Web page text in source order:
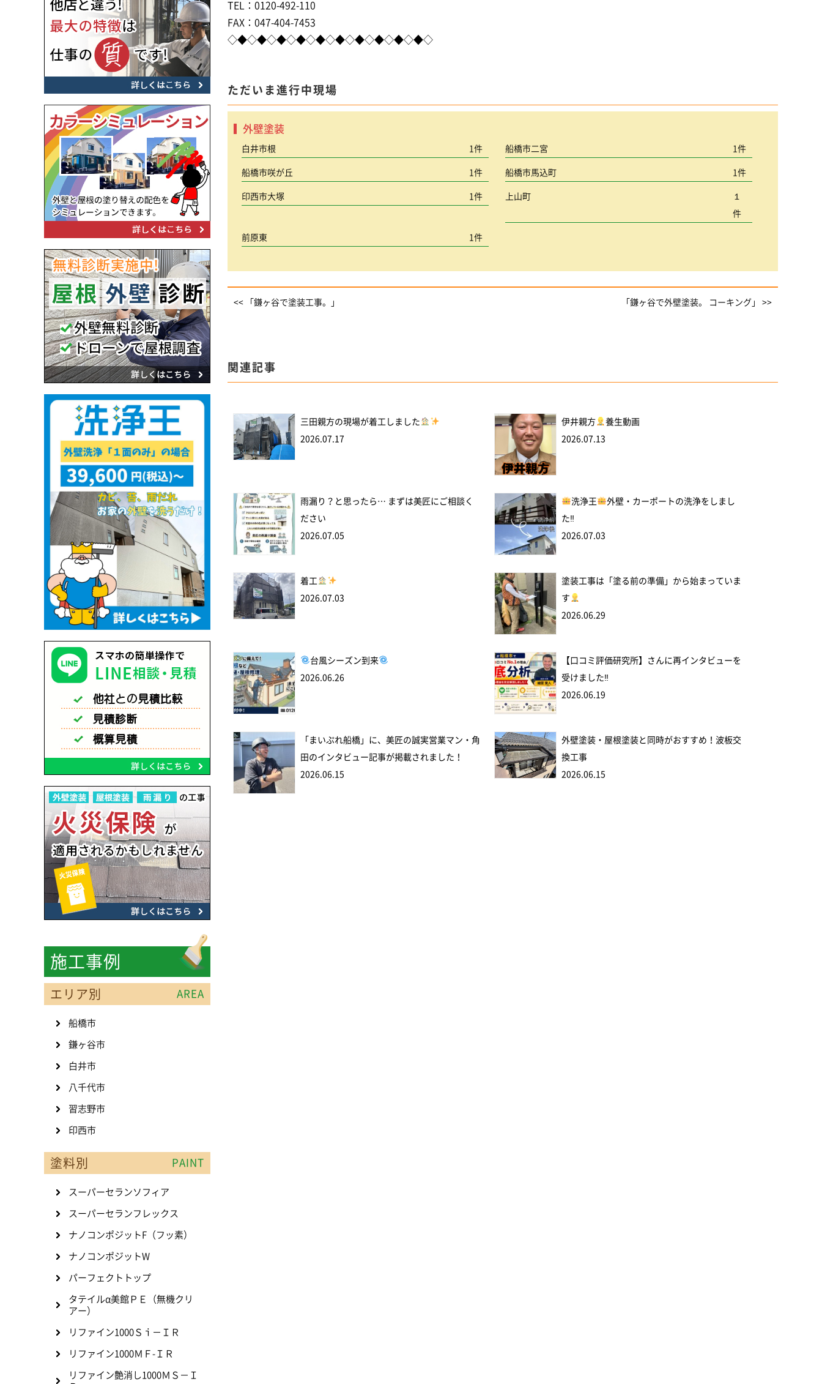
TEL：0120-492-110
FAX：047-404-7453
◇◆◇◆◇◆◇◆◇◆◇◆◇◆◇◆◇◆◇◆◇
ただいま進行中現場
外壁塗装
白井市根 1件 船橋市二宮 1件
船橋市咲が丘 1件 船橋市馬込町 1件
印西市大塚 1件 上山町
１
件
前原東 1件
<< 「鎌ヶ谷で塗装工事。」 「鎌ヶ谷で外壁塗装。 コーキング」 >>
関連記事
三田親方の現場が着工しました
2026.07.17
伊井親方
養生動画
2026.07.13
雨漏り？と思ったら… まずは美匠にご相談く
ださい
2026.07.05
洗浄王
外壁・カーポートの洗浄をしまし
た‼
2026.07.03
着工
2026.07.03
塗装工事は「塗る前の準備」から始まっていま
す
2026.06.29
台風シーズン到来
2026.06.26
【口コミ評価研究所】さんに再インタビューを
受けました‼
2026.06.19
「まいぷれ船橋」に、美匠の誠実営業マン・角
田のインタビュー記事が掲載されました！
2026.06.15
外壁塗装・屋根塗装と同時がおすすめ！波板交
換工事
2026.06.15
施工事例
エリア別 AREA
船橋市
鎌ヶ谷市
白井市
八千代市
習志野市
印西市
塗料別 PAINT
スーパーセランソフィア
スーパーセランフレックス
ナノコンポジットF（フッ素）
ナノコンポジットW
パーフェクトトップ
タテイルα美館ＰＥ（無機クリ
アー）
リファイン1000Ｓｉ－ＩＲ
リファイン1000ＭＦ-ＩＲ
リファイン艶消し1000ＭＳ－Ｉ